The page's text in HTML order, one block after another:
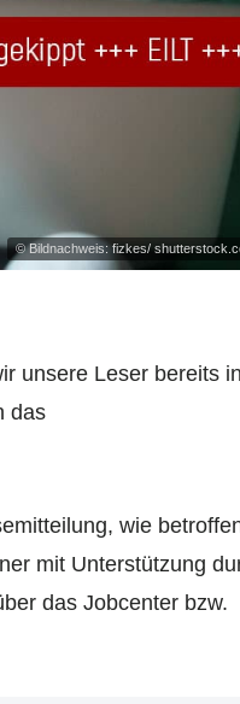
© Bildnachweis: fizkes/
unsere Leser bereits in
das
wie
mit Unterstützung
das Jobcenter bzw.